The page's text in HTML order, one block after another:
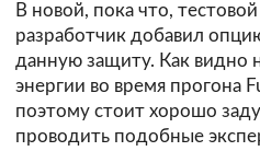
В новой, пока что,
разработчик добавил
данную защиту. Как видно
энергии во время прогона
поэтому стоит хорошо
проводить подобные